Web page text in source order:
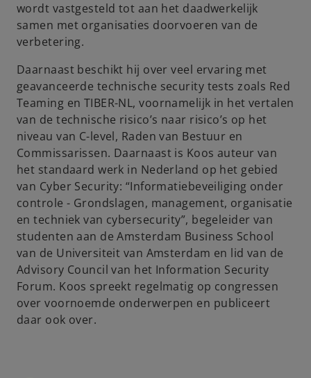
wordt vastgesteld tot aan het daadwerkelijk
samen met organisaties doorvoeren van de
verbetering.
Daarnaast beschikt hij over veel ervaring met
geavanceerde technische security tests zoals Red
Teaming en TIBER-NL, voornamelijk in het vertalen
van de technische risico’s naar risico’s op het
niveau van C-level, Raden van Bestuur en
Commissarissen. Daarnaast is Koos auteur van
het standaard werk in Nederland op het gebied
van Cyber Security: “Informatiebeveiliging onder
controle - Grondslagen, management, organisatie
en techniek van cybersecurity”, begeleider van
studenten aan de Amsterdam Business School
van de Universiteit van Amsterdam en lid van de
Advisory Council van het Information Security
Forum. Koos spreekt regelmatig op congressen
over voornoemde onderwerpen en publiceert
daar ook over.